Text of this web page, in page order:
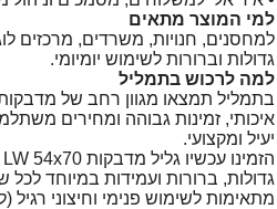
למי המוצר מתאים
למחסנים, חנויות, משרדים, מרכזים
גדולות וברורות לשימוש יומיומי.
למה לרכוש בתמליל
בתמליל תמצאו מגוון רחב של מדבקות
איכותי, זמינות גבוהה ומחירים
יעיל ומקצועי.
גדולות, ברורות ועמידות במיוחד לכל
מתאימות לשימוש פנימי וחיצוני